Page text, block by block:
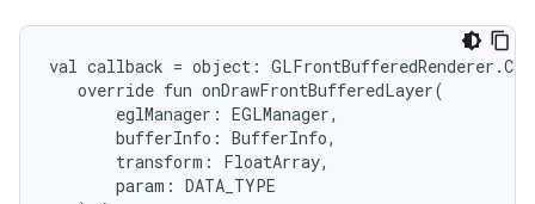
val callback = object:
   override fun onDrawFrontBufferedLayer(
       eglManager: EGLManager,
       bufferInfo: BufferInfo,
       transform: FloatArray,
       param: DATA_TYPE